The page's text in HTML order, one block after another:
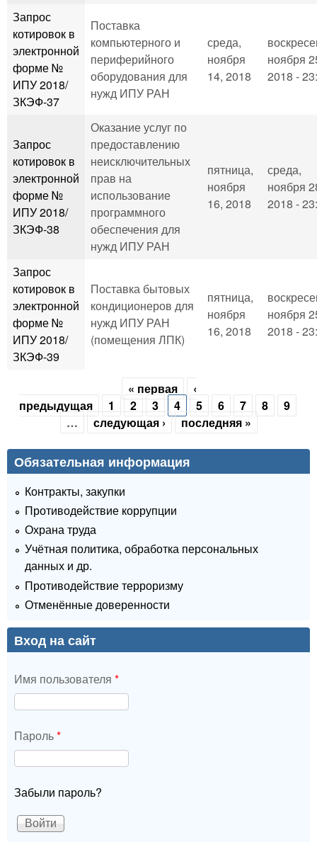
Запрос
котировок в
электронной
форме №
ИПУ 2018/
ЗКЭФ-37
Поставка
компьютерного и
периферийного
оборудования для
нужд ИПУ РАН
среда,
ноября
14, 2018
ноября
2018 -
Запрос
котировок в
электронной
форме №
ИПУ 2018/
ЗКЭФ-38
Оказание услуг по
предоставлению
неисключительных
прав на
использование
программного
обеспечения для
нужд ИПУ РАН
пятница,
ноября
16, 2018
среда,
ноября
2018 -
Запрос
котировок в
электронной
форме №
ИПУ 2018/
ЗКЭФ-39
Поставка бытовых
кондиционеров для
нужд ИПУ РАН
(помещения ЛПК)
пятница,
ноября
16, 2018
ноября
2018 -
Страницы
« первая
‹
предыдущая
1 2 3 4 5 6 7 8
9
…
следующая › последняя »
Обязательная информация
Контракты, закупки
Противодействие коррупции
Охрана труда
Учётная политика, обработка персональных
данных и др.
Противодействие терроризму
Отменённые доверенности
Вход на сайт
Имя пользователя *
Пароль*
Забыли пароль?